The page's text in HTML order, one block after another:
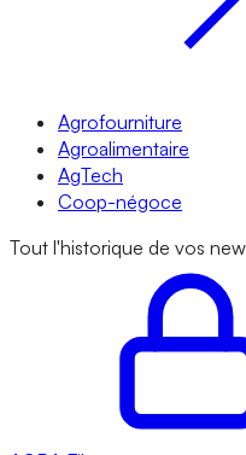
Agrofourniture
Agroalimentaire
AgTech
Coop-négoce
Tout l'historique de vos